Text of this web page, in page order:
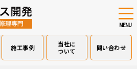
MENU
施工事例
当社に
ついて
問い合わせ